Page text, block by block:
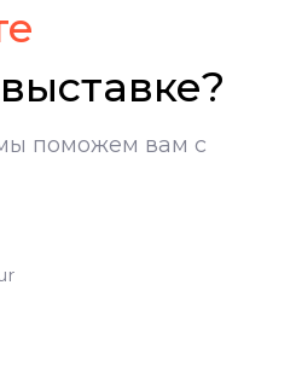
поможем вам с